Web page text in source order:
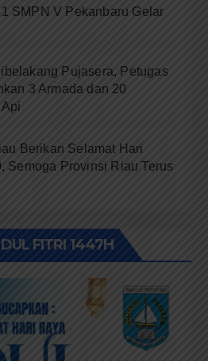
SMPN V Pekanbaru Gelar
Pujasera, Petugas
3 Armada dan 20
Berikan Selamat Hari
Semoga Provinsi Riau Terus
FITRI 1447H